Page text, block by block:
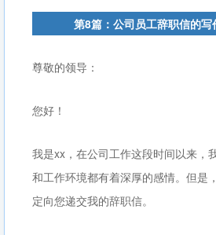
第8篇：公司员工辞职信的
尊敬的领导：
您好！
我是xx，在公司工作这段时间以来，
和工作环境都有着深厚的感情。但是
定向您递交我的辞职信。